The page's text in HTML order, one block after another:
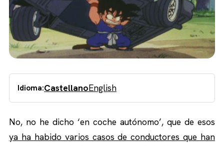
Idioma:CastellanoEnglish
No, no he dicho ‘en coche autónomo’, que de esos
ya ha habido varios casos de conductores que han